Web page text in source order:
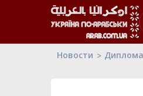
Новости